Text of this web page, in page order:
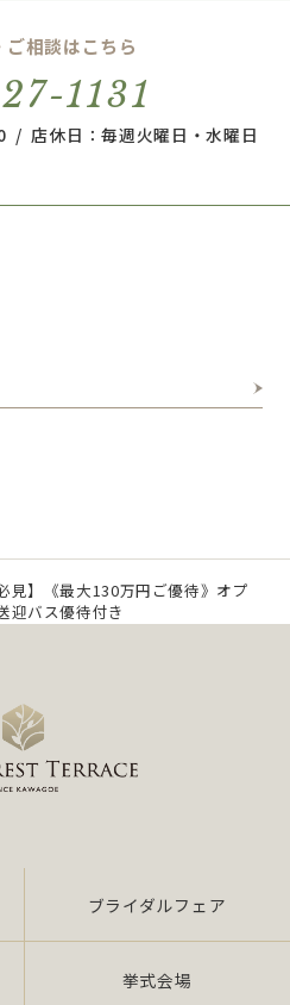
相談はこちら
1131
/ 店休日：毎週火曜日・水曜日
見】《最大130万円ご優待》オプ
迎バス優待付き
ブライダルフェア
挙式会場